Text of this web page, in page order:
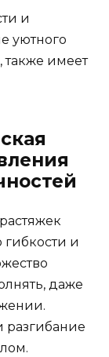
и
уютного
также имеет
и
даже
разгибание